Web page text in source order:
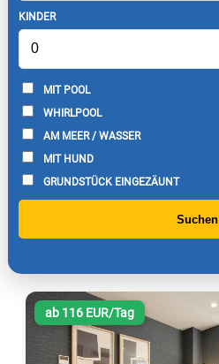
KINDER
MIT POOL
WHIRLPOOL
AM MEER / WASSER
MIT HUND
GRUNDSTÜCK EINGEZÄUNT
Suchen
ab 116 EUR/Tag